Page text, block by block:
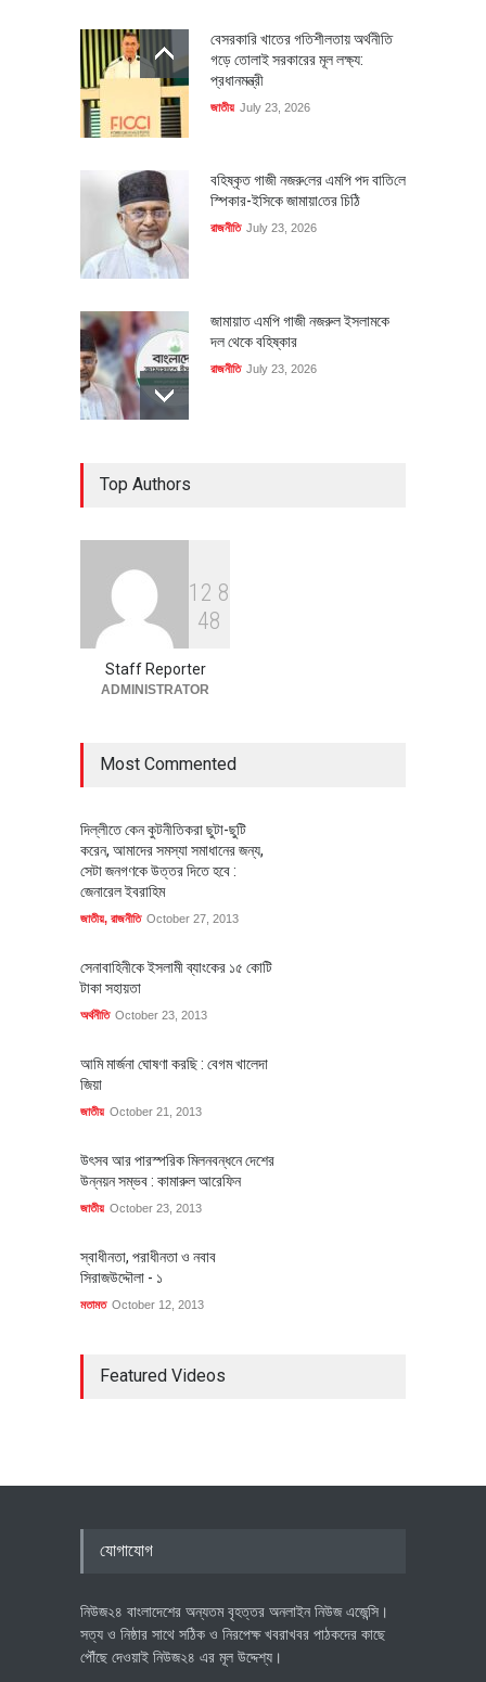
বেসরকারি খাতের গতিশীলতায় অর্থনীতি
গড়ে তোলাই সরকারের মূল লক্ষ্য:
প্রধানমন্ত্রী
জাতীয় July 23, 2026
বহিষ্কৃত গাজী নজরু‌লের এম‌পি পদ বা‌তি‌লে
স্পিকার-ইসিকে জামায়া‌তের চি‌ঠি
রাজনীতি July 23, 2026
জামায়াত এমপি গাজী নজরুল ইসলামকে
দল থেকে বহিষ্কার
রাজনীতি July 23, 2026
বৈশ্বিক প্রতিযোগিতা সক্ষমতা বাড়াতে
পোশাক শিল্পে নতুন উদ্যোগ
Top Authors
1 2 8
48
Staff Reporter
ADMINISTRATOR
Most Commented
দিল্লীতে কেন কুটনীতিকরা ছুটা-ছুটি
করেন, আমাদের সমস্যা সমাধানের জন্য,
সেটা জনগণকে উত্তর দিতে হবে :
জেনারেল ইবরাহিম
জাতীয়, রাজনীতি October 27, 2013
সেনাবাহিনীকে ইসলামী ব্যাংকের ১৫ কোটি
টাকা সহায়তা
অর্থনীতি October 23, 2013
আমি মার্জনা ঘোষণা করছি : বেগম খালেদা
জিয়া
জাতীয় October 21, 2013
উৎসব আর পারস্পরিক মিলনবন্ধনে দেশের
উন্নয়ন সম্ভব : কামারুল আরেফিন
জাতীয় October 23, 2013
স্বাধীনতা, পরাধীনতা ও নবাব
সিরাজউদ্দৌলা - ১
মতামত October 12, 2013
Featured Videos
যোগাযোগ
নিউজ২৪ বাংলাদেশের অন্যতম বৃহত্তর অনলাইন নিউজ এজেন্সি।
সত্য ও নিষ্ঠার সাথে সঠিক ও নিরপেক্ষ খবরাখবর পাঠকদের কাছে
পৌঁছে দেওয়াই নিউজ২৪ এর মূল উদ্দেশ্য।